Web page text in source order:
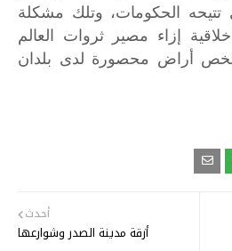
تتيحه الحكومات، وتلك مشكلة
اخلاقية إزاء مصير ثروات
العالم
أراض محصورة لدى بلدان
أحدث
أزقة مدينة الصدر وشوارعها